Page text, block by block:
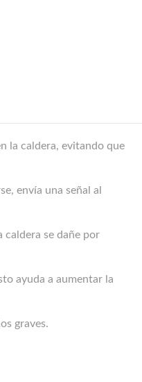
la caldera, evitando que
envía una señal al
caldera se dañe por
ayuda a aumentar la
graves.